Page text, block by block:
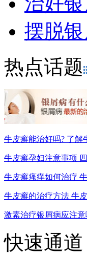
摆脱
热点话题
牛皮癣能治好吗? 了解
牛皮癣孕妇注意事项
牛皮癣瘙痒如何治疗
牛皮癣的治疗方法 牛
激素治疗银屑病应注意
快速通道